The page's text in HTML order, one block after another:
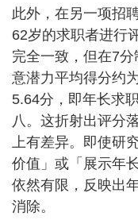
此外，在另一项招
62岁的求职者进行
完全一致，但在7
意潜力平均得分约
5.64分，即年长求
八。这折射出评分
上有差异。即使研
价值」或「展示年
依然有限，反映出
消除。